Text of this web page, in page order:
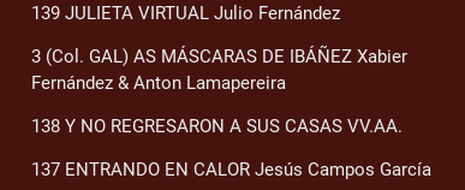
139 JULIETA VIRTUAL Julio Fernández
3 (Col. GAL) AS MÁSCARAS DE IBÁÑEZ Xabier
Fernández & Anton Lamapereira
138 Y NO REGRESARON A SUS CASAS VV.AA.
137 ENTRANDO EN CALOR Jesús Campos García